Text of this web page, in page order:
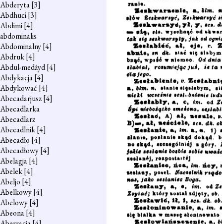
Abderyta[3]
Abdhuci[3]
Abdimi[4]
abdominalis
Abdominalny[4]
Abdruk[4]
Abdul-medżyd[4]
Abdykacja[4]
Abdykować [4]
Abecadarjusz[4]
Abecadlarka
Abecadlarz
Abecadlnik[4]
Abecadło [4]
Abecadłowy[4]
Abelagja[4]
Abelek[4]
Abeljo [4]
Abelkowy[4]
Abelowy[4]
Abeona[4]